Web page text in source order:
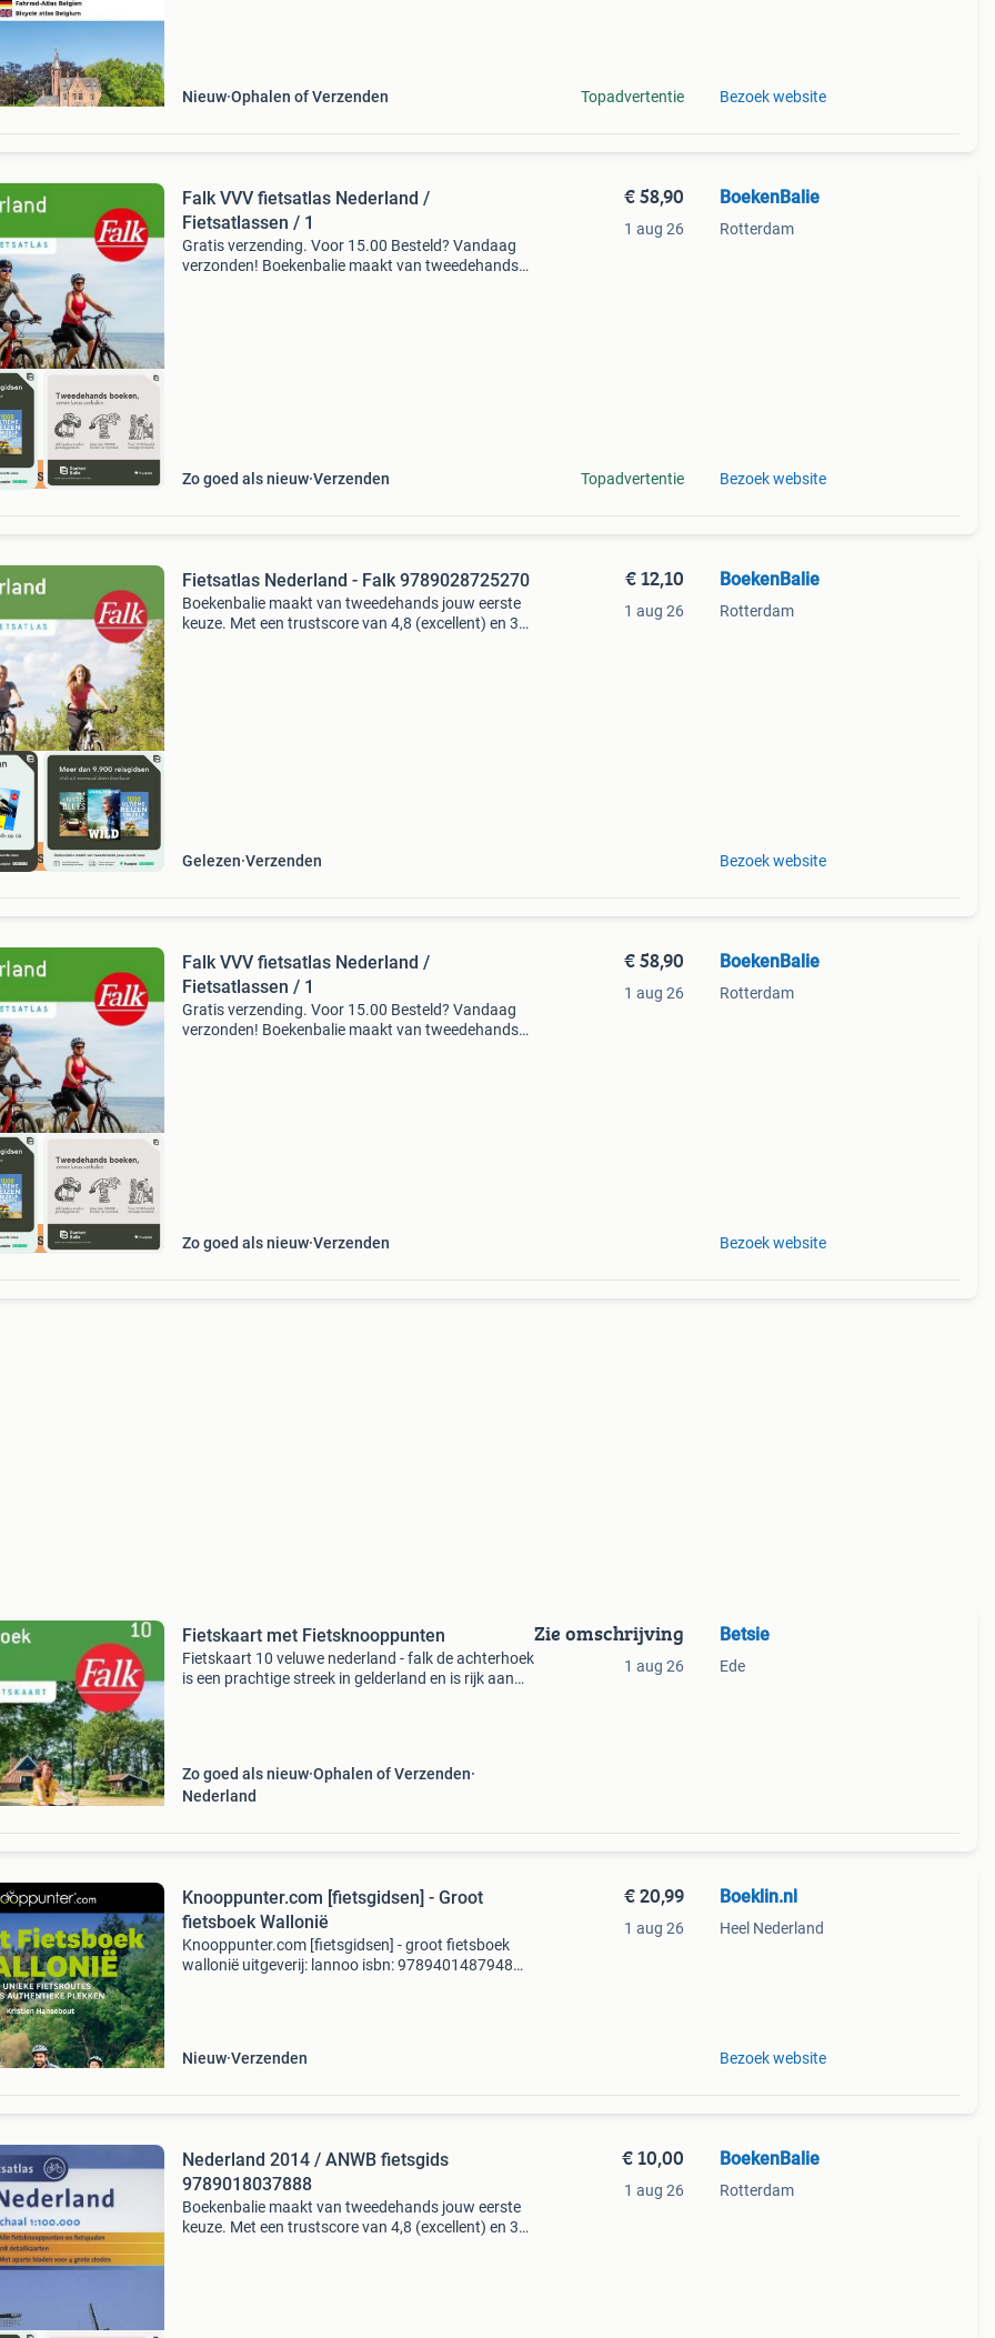
Nieuw Ophalen of Verzenden Topadvertentie Bezoek website
prijs
Falk VVV fietsatlas Nederland /
Fietsatlassen / 1
Gratis verzending. Voor 15.00 Besteld? Vandaag
verzonden! Boekenbalie maakt van tweedehands
Zo goed als nieuw Verzenden
€ 58,90
1 aug 26
Topadvertentie
BoekenBalie
Rotterdam
Bezoek website
prijs
Fietsatlas Nederland - Falk 9789028725270
Boekenbalie maakt van tweedehands jouw eerste
keuze. Met een trustscore van 4,8 (excellent) en 30
Gelezen Verzenden
€ 12,10
1 aug 26
BoekenBalie
Rotterdam
Bezoek website
prijs
Falk VVV fietsatlas Nederland /
Fietsatlassen / 1
Gratis verzending. Voor 15.00 Besteld? Vandaag
verzonden! Boekenbalie maakt van tweedehands
Zo goed als nieuw Verzenden
€ 58,90
1 aug 26
BoekenBalie
Rotterdam
Bezoek website
Fietskaart met Fietsknooppunten
Fietskaart 10 veluwe nederland - falk de achterhoek
is een prachtige streek in gelderland en is rijk aan
Zo goed als nieuw Ophalen of Verzenden
Nederland
Zie omschrijving
1 aug 26
Betsie
Ede
Knooppunter.com [fietsgidsen] - Groot
fietsboek Wallonië
Knooppunter.com [fietsgidsen] - groot fietsboek
wallonië uitgeverij: lannoo isbn: 9789401487948
Nieuw Verzenden
€ 20,99
1 aug 26
Boeklin.nl
Heel Nederland
Bezoek website
Nederland 2014 / ANWB fietsgids
9789018037888
Boekenbalie maakt van tweedehands jouw eerste
keuze. Met een trustscore van 4,8 (excellent) en 30
€ 10,00
1 aug 26
BoekenBalie
Rotterdam